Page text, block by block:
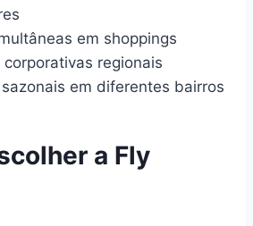
em shoppings
corporativas regionais
em diferentes bairros
a Fly